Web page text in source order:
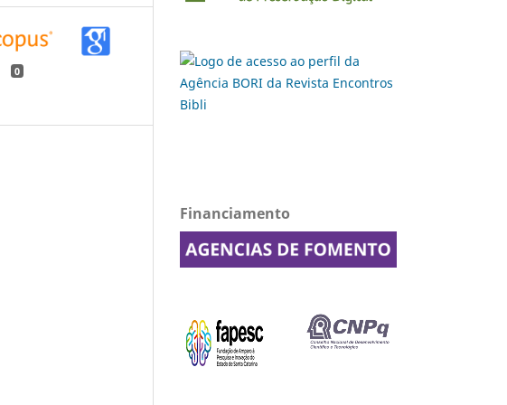
0
Financiamento